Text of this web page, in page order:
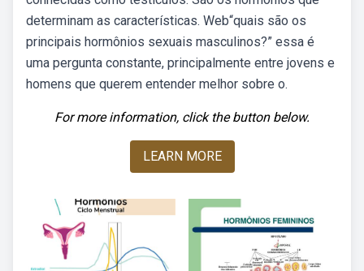
determinam as características. Web“quais são os
principais hormônios sexuais masculinos?” essa é
uma pergunta constante, principalmente entre jovens e
homens que querem entender melhor sobre o.
For more information, click the button below.
LEARN MORE